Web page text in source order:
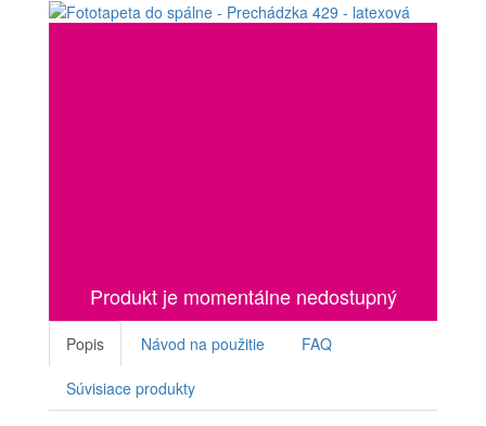
Produkt je momentálne nedostupný
Popis Návod na použitie FAQ
Súvisiace produkty